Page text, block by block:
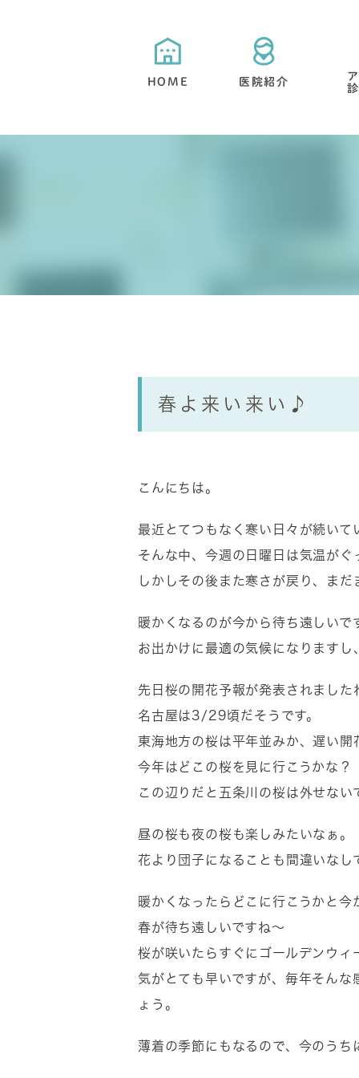
HOME 医院紹介
春よ来い来い♪
こんにちは。
最近とてつもなく寒い日々が続いて
そんな中、今週の日曜日は気温が
しかしその後また寒さが戻り、ま
暖かくなるのが今から待ち遠しいで
お出かけに最適の気候になります
先日桜の開花予報が発表されました
名古屋は3/29頃だそうです。
東海地方の桜は平年並みか、遅い開
今年はどこの桜を見に行こうかな？
この辺りだと五条川の桜は外せない
昼の桜も夜の桜も楽しみたいなぁ。
花より団子になることも間違いなし
暖かくなったらどこに行こうかと
春が待ち遠しいですね～
桜が咲いたらすぐにゴールデンウィ
気がとても早いですが、毎年そん
ょう。
薄着の季節にもなるので、今のうち